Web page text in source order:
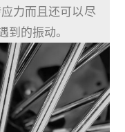
力而且还可以尽
到的振动。